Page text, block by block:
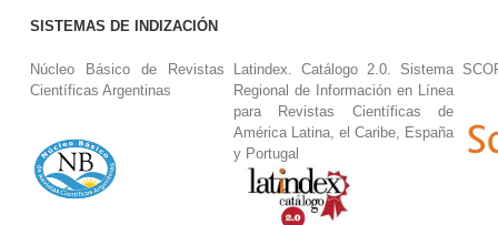
SISTEMAS DE INDIZACIÓN
Núcleo Básico de Revistas
Científicas Argentinas
Latindex. Catálogo 2.0. Sistema
Regional de Información en Línea
para Revistas Científicas de
América Latina, el Caribe, España
y Portugal